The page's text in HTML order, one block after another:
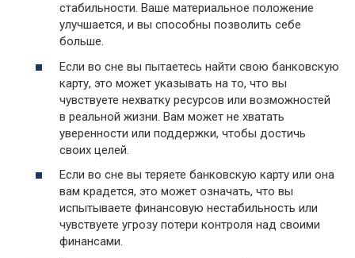
стабильности. Ваше материальное положение
улучшается, и вы способны позволить себе
больше.
Если во сне вы пытаетесь найти свою банковскую
карту, это может указывать на то, что вы
чувствуете нехватку ресурсов или возможностей
в реальной жизни. Вам может не хватать
уверенности или поддержки, чтобы достичь
своих целей.
Если во сне вы теряете банковскую карту или она
вам крадется, это может означать, что вы
испытываете финансовую нестабильность или
чувствуете угрозу потери контроля над своими
финансами.